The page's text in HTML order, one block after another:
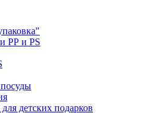
РР и PS
детских подарков